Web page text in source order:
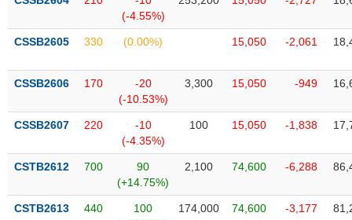
(-4.55%)
CSSB2605 330 (0.00%) 15,050 -2,061
CSSB2606 170
-20
(-10.53%)
3,300 15,050 -949
CSSB2607 220
-10
(-4.35%)
100 15,050 -1,838
CSTB2612 700
90
(+14.75%)
2,100 74,600 -6,288
CSTB2613 440
100
174,000 74,600 -3,177
Mã
chứng
(-)
Cổ phiếu Chỉ số
đạo
(-)
Tất cả Người nội bộ Người liên quan Cổ đông lớn